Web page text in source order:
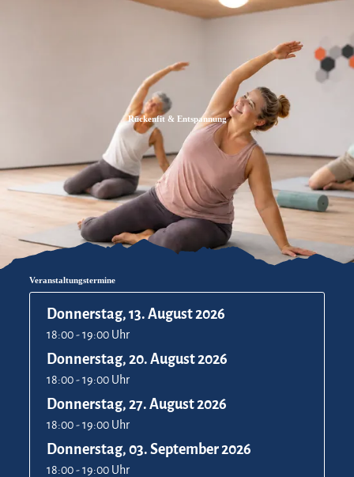
Zum
Zur
Zum
Rückenfit & Entspannung
Veranstaltungstermine
Donnerstag, 13. August 2026
18:00 - 19:00 Uhr
Donnerstag, 20. August 2026
18:00 - 19:00 Uhr
Donnerstag, 27. August 2026
18:00 - 19:00 Uhr
Donnerstag, 03. September 2026
18:00 - 19:00 Uhr